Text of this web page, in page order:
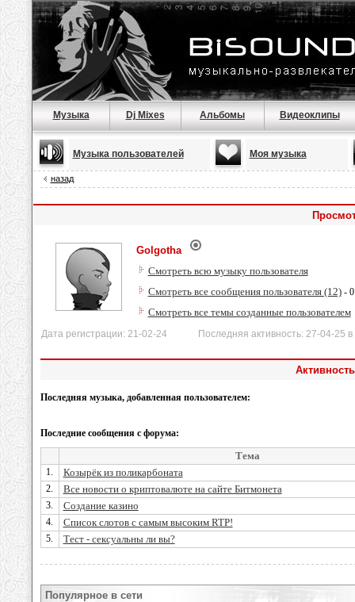
Музыка Dj Mixes Альбомы Видеоклипы
Музыка пользователей Моя музыка
назад
Golgotha
Смотреть всю музыку пользователя
Смотреть все сообщения пользователя (12)-
Смотреть все темы созданные пользователем
Дата регистрации: 21-02-24 Последняя активность: 27-04-25 в
Последняя музыка, добавленная пользователем:
Последние сообщения с форума:
Тема
1. Козырёк из поликарбоната
2. Все новости о криптовалюте на сайте Битмонета
3. Создание казино
4. Список слотов с самым высоким RTP!
5. Тест - сексуальны ли вы?
Популярное в сети